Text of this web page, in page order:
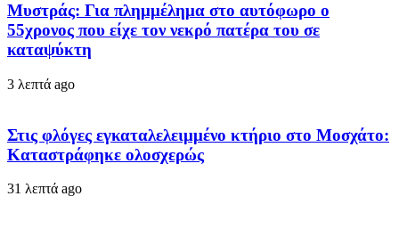
Μυστράς: Για πλημμέλημα στο αυτόφωρο ο
55χρονος που είχε τον νεκρό πατέρα του σε
καταψύκτη
3 λεπτά ago
Στις φλόγες εγκαταλελειμμένο κτήριο στο Μοσχάτο:
Καταστράφηκε ολοσχερώς
31 λεπτά ago